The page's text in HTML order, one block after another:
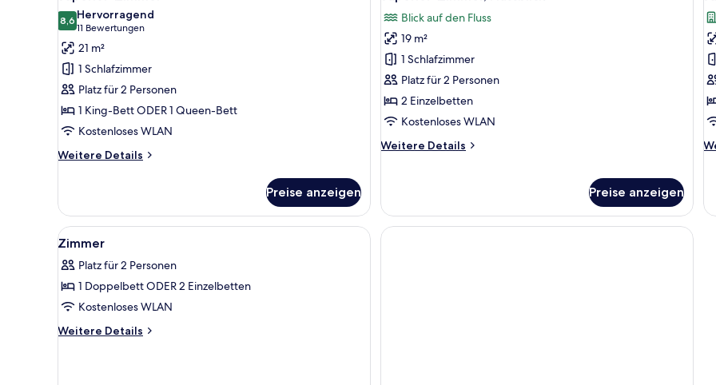
Fotos
für
Superior-
Zimmer
anzeigen
8,68,6 von 10
Hervorragend
11 Bewertungen
(11
Bewertungen)
21 m²
1 Schlafzimmer
Platz für 2 Personen
1 King-Bett ODER 1 Queen-Bett
Kostenloses WLAN
Weitere Details
Weitere
Zimmer
Preise anzeigen
Fotos
für
Superior-
Zimmer,
Flussblick
anzeigen
Blick auf den Fluss
19 m²
1 Schlafzimmer
Platz für 2 Personen
2 Einzelbetten
Kostenloses WLAN
Weitere Details
Weitere
Flussblick
Preise anzeigen
Alle
Fotos
für
Zimmer
anzeigen
2
Zimmer
Platz für 2 Personen
1 Doppelbett ODER 2 Einzelbetten
Kostenloses WLAN
Weitere Details
Weitere